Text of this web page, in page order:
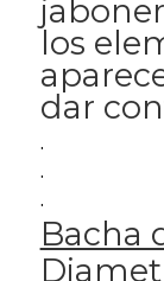
los
dar
.
.
.
Bacha